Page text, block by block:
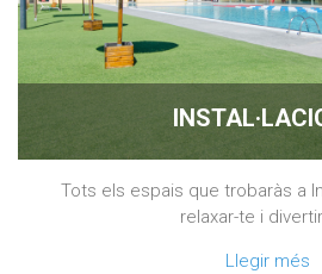
Tots els espais que trobaràs a
relaxar-te i
Llegir més